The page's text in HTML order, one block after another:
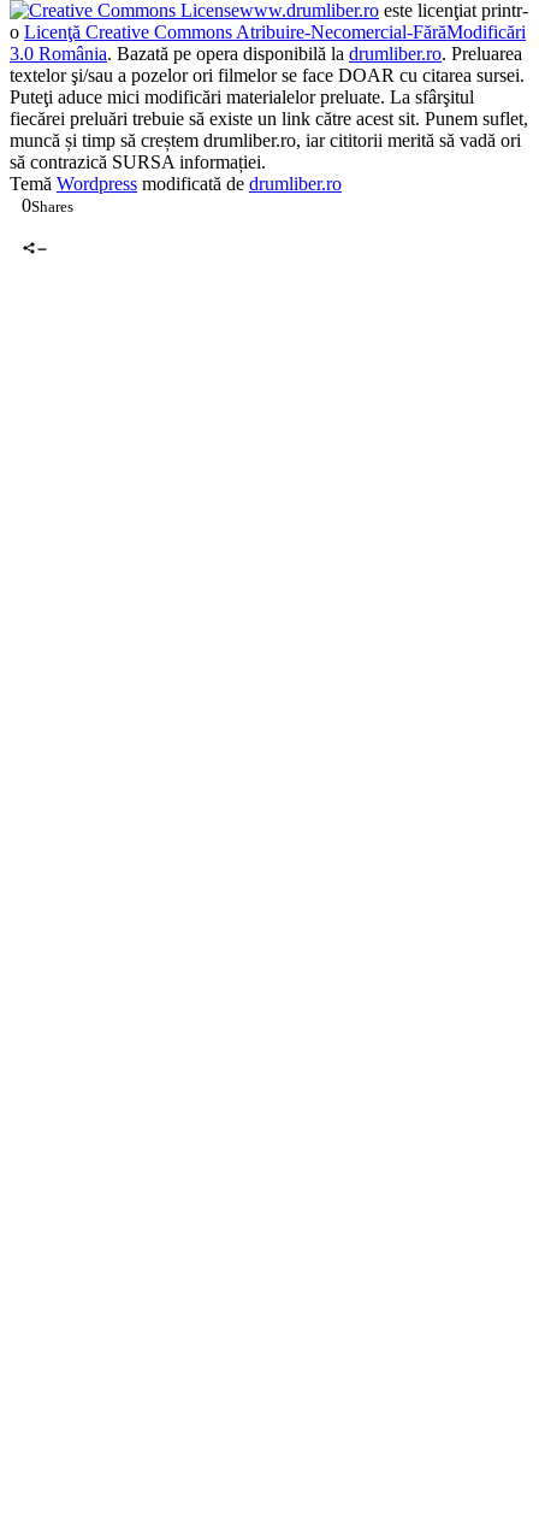
www.drumliber.ro este licenţiat printr-
o Licenţă Creative Commons Atribuire-Necomercial-FărăModificări
3.0 România. Bazată pe opera disponibilă la drumliber.ro. Preluarea
textelor şi/sau a pozelor ori filmelor se face DOAR cu citarea sursei.
Puteţi aduce mici modificări materialelor preluate. La sfârşitul
fiecărei preluări trebuie să existe un link către acest sit. Punem suflet,
muncă și timp să creștem drumliber.ro, iar cititorii merită să vadă ori
să contrazică SURSA informației.
Temă Wordpress modificată de drumliber.ro
0Shares